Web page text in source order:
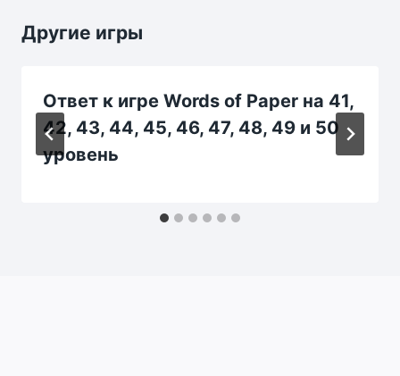
Другие игры
Ответ к игре Words of Paper на 41,
42, 43, 44, 45, 46, 47, 48, 49 и 50
уровень